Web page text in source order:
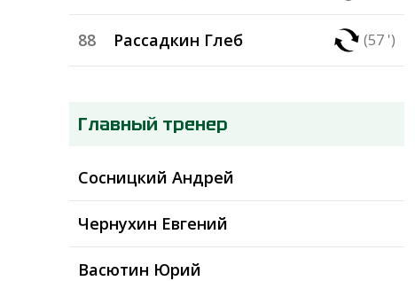
(57 ')
Рассадкин Глеб
88
Главный тренер
Сосницкий Андрей
Чернухин Евгений
Васютин Юрий